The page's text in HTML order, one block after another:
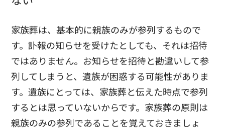
家族葬は、基本的に親族のみが参列するもので
す。訃報の知らせを受けたとしても、それは招待
ではありません。お知らせを招待と勘違いして参
列してしまうと、遺族が困惑する可能性がありま
す。遺族にとっては、家族葬と伝えた時点で参列
するとは思っていないからです。 家族葬の原則は
親族のみの参列であることを覚えておきましょ